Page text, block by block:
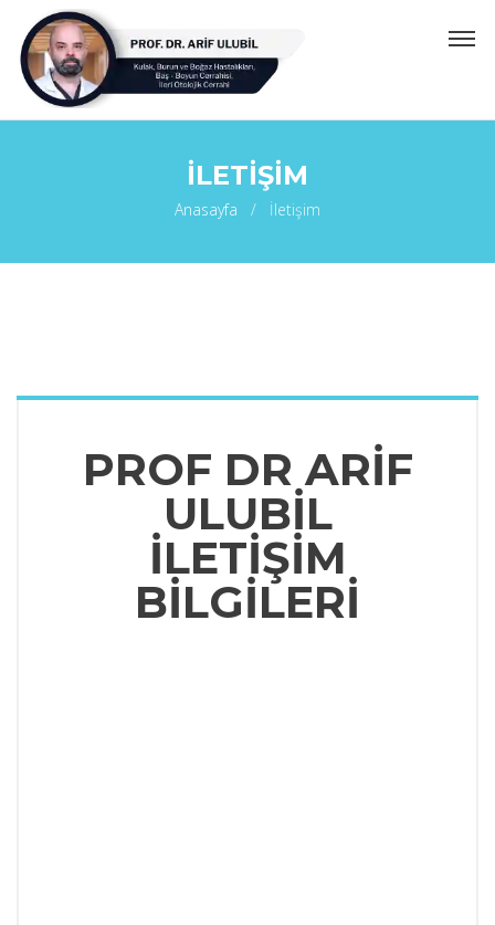
İLETIŞIM
Anasayfa İletişim
PROF DR ARIF
ULUBIL
İLETIŞIM
BILGILERI